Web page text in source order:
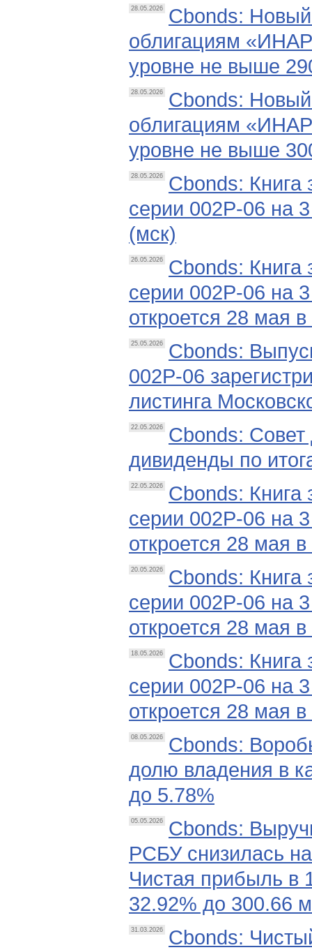
28.05.2026
Cbonds:
облигациям
уровне не выше
28.05.2026
Cbonds:
облигациям
уровне не выше
28.05.2026
Cbonds:
серии 002Р-06 на
(мск)
26.05.2026
Cbonds:
серии 002Р-06 на
откроется 28 мая
25.05.2026
Cbonds:
002P-06
листинга
22.05.2026
Cbonds: Совет
дивиденды по
22.05.2026
Cbonds:
серии 002Р-06 на
откроется 28 мая
20.05.2026
Cbonds:
серии 002Р-06 на
откроется 28 мая
18.05.2026
Cbonds:
серии 002Р-06 на
откроется 28 мая
08.05.2026
Cbonds:
долю владения в
до 5.78%
05.05.2026
Cbonds:
РСБУ снизилась
Чистая прибыль в
32.92% до 300.66
31.03.2026
Cbonds: